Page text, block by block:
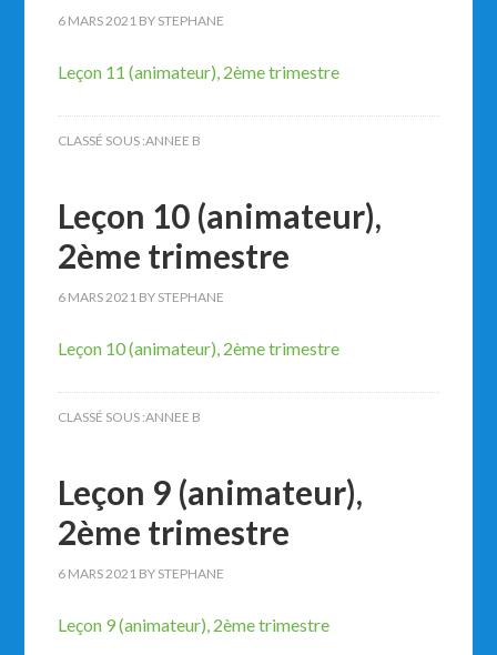
6 MARS 2021 BY STEPHANE
Leçon 11 (animateur), 2ème trimestre
CLASSÉ SOUS :ANNEE B
Leçon 10 (animateur),
2ème trimestre
6 MARS 2021 BY STEPHANE
Leçon 10 (animateur), 2ème trimestre
CLASSÉ SOUS :ANNEE B
Leçon 9 (animateur),
2ème trimestre
6 MARS 2021 BY STEPHANE
Leçon 9 (animateur), 2ème trimestre